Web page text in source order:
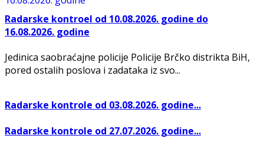
Radarske kontroel od 10.08.2026. godine do
16.08.2026. godine
Jedinica saobraćajne policije Policije Brčko distrikta BiH,
pored ostalih poslova i zadataka iz svo...
Radarske kontrole od 03.08.2026. godine...
Radarske kontrole od 27.07.2026. godine...